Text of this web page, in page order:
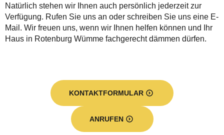
Natürlich stehen wir Ihnen auch persönlich jederzeit zur
Verfügung. Rufen Sie uns an oder schreiben Sie uns eine E-
Mail. Wir freuen uns, wenn wir Ihnen helfen können und Ihr
Haus in Rotenburg Wümme fachgerecht dämmen dürfen.
KONTAKTFORMULAR
ANRUFEN